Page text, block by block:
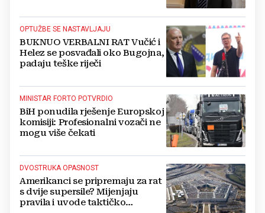
OPTUŽBE SE NASTAVLJAJU
BUKNUO VERBALNI RAT Vučić i
Helez se posvađali oko Bugojna,
padaju teške riječi
MINISTAR FORTO POTVRDIO
BiH ponudila rješenje Europskoj
komisiji: Profesionalni vozači ne
mogu više čekati
DVOSTRUKA OPASNOST
Amerikanci se pripremaju za rat
s dvije supersile? Mijenjaju
pravila i uvode taktičko